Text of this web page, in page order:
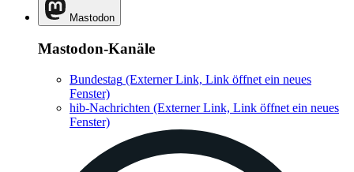
Mastodon
Mastodon-Kanäle
Bundestag (Externer Link, Link öffnet ein neues
Fenster)
hib-Nachrichten (Externer Link, Link öffnet ein neues
Fenster)